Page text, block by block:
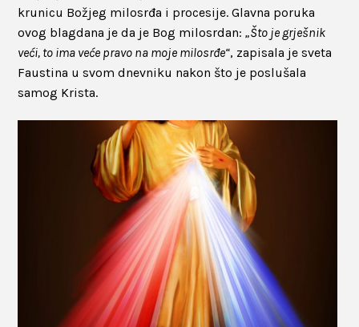
krunicu Božjeg milosrđa i procesije. Glavna poruka
ovog blagdana je da je Bog milosrdan:„Što je grješnik
veći, to ima veće pravo na moje milosrđe“, zapisala je sveta
Faustina u svom dnevniku nakon što je poslušala
samog Krista.